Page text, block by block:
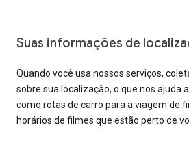
Suas informações de
Quando você usa nossos serviços,
sobre sua localização, o que nos ajuda
como rotas de carro para a viagem de
horários de filmes que estão perto de